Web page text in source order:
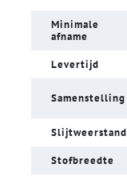
Minimale
afname
Levertijd
Samenstelling
Slijtweerstand
Stofbreedte